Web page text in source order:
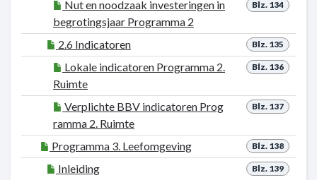
Blz. 134
Nut en noodzaak investeringen in
begrotingsjaar Programma 2
Blz. 135
2.6 Indicatoren
Blz. 136
Lokale indicatoren Programma 2.
Ruimte
Blz. 137
Verplichte BBV indicatoren Prog
ramma 2. Ruimte
Blz. 138
Programma 3. Leefomgeving
Blz. 139
Inleiding